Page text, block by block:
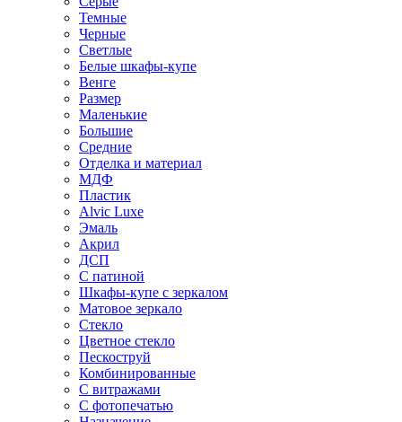
Темные
Черные
Светлые
Белые шкафы-купе
Венге
Размер
Маленькие
Большие
Средние
Отделка и материал
МДФ
Пластик
Alvic Luxe
Эмаль
Акрил
ДСП
С патиной
Шкафы-купе с зеркалом
Матовое зеркало
Стекло
Цветное стекло
Пескоструй
Комбинированные
С витражами
С фотопечатью